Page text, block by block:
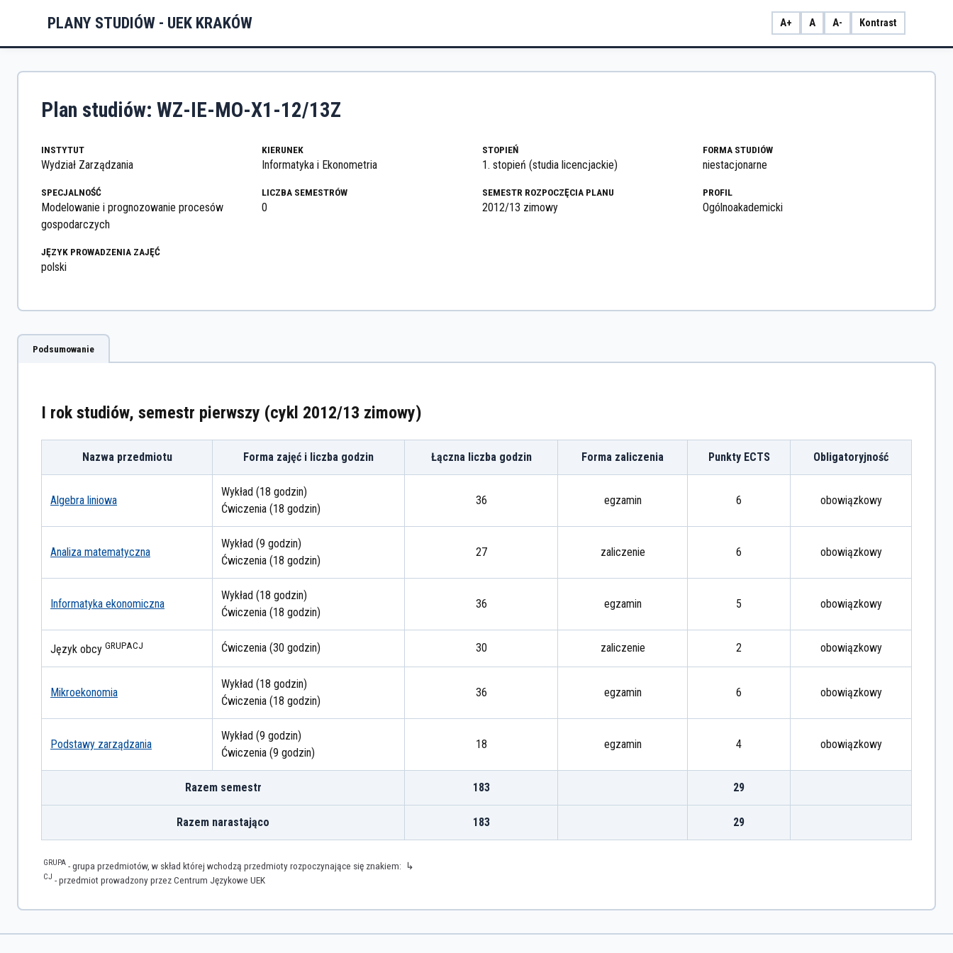
PLANY STUDIÓW - UEK KRAKÓW A+ A A- Kontrast
Plan studiów: WZ-IE-MO-X1-12/13Z
INSTYTUT
Wydział Zarządzania
KIERUNEK
Informatyka i Ekonometria
STOPIEŃ
1. stopień (studia licencjackie)
FORMA STUDIÓW
niestacjonarne
SPECJALNOŚĆ
Modelowanie i prognozowanie procesów
gospodarczych
LICZBA SEMESTRÓW
0
SEMESTR ROZPOCZĘCIA PLANU
2012/13 zimowy
PROFIL
Ogólnoakademicki
JĘZYK PROWADZENIA ZAJĘĆ
polski
Podsumowanie
I rok studiów, semestr pierwszy (cykl 2012/13 zimowy)
Nazwa przedmiotu Forma zajęć i liczba godzin Łączna liczba godzin Forma zaliczenia Punkty ECTS Obligatoryjność
Algebra liniowa
Wykład (18 godzin)
Ćwiczenia (18 godzin)
36 egzamin 6 obowiązkowy
Analiza matematyczna
Wykład (9 godzin)
Ćwiczenia (18 godzin)
27 zaliczenie 6 obowiązkowy
Informatyka ekonomiczna
Wykład (18 godzin)
Ćwiczenia (18 godzin)
36 egzamin 5 obowiązkowy
Język obcy GRUPACJ Ćwiczenia (30 godzin) 30 zaliczenie 2 obowiązkowy
Mikroekonomia
Wykład (18 godzin)
Ćwiczenia (18 godzin)
36 egzamin 6 obowiązkowy
Podstawy zarządzania
Wykład (9 godzin)
Ćwiczenia (9 godzin)
18 egzamin 4 obowiązkowy
Razem semestr 183 29
Razem narastająco 183 29
GRUPA - grupa przedmiotów, w skład której wchodzą przedmioty rozpoczynające się znakiem: ↳
CJ - przedmiot prowadzony przez Centrum Językowe UEK